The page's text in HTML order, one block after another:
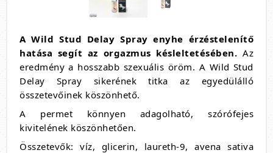
A Wild Stud Delay Spray enyhe érzéstelenítő
hatása segít az orgazmus késleltetésében. Az
eredmény a hosszabb szexuális öröm. A Wild Stud
Delay Spray sikerének titka az egyedülálló
összetevőinek köszönhető.
A permet könnyen adagolható, szórófejes
kivitelének köszönhetően.
Összetevők: víz, glicerin, laureth-9, avena sativa